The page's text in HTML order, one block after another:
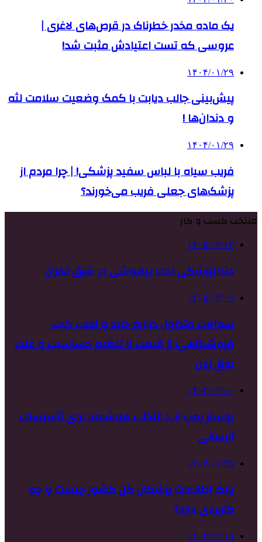
یک ماده مخدر خطرناک در قرص‌های لاغری |
عروسی که تست اعتیادش مثبت شد!
۱۴۰۴/۰۱/۲۹
پیش‌بینی جالب دیابت با کمک وضعیت سلامت لثه
و دندان‌ها !
۱۴۰۴/۰۱/۲۹
فریب سیاه با لباس سفید پزشکی! |‌ چرا مردم از
پزشک‌های جعلی فریب می‌خورند؟
منتخب کسب و کار
۱۴۰۵/۰۴/۱۳
دندانپزشکی تحت بیهوشی در شرق تهران
۱۴۰۵/۰۴/۰۹
سوالات متداول درباره خرید و نصب گیت
فروشگاهی؛ از قیمت تا تنظیم حساسیت و علت
بوق زدن
۱۴۰۴/۰۲/۱۰
بوستر پمپ آب: انتخاب هوشمند برای تأسیسات
آبرسانی
۱۴۰۴/۰۱/۲۵
بانک اطلاعات پزشکان کل کشور چیست و چه
کاربردی دارد؟
۱۴۰۲/۱۲/۱۹